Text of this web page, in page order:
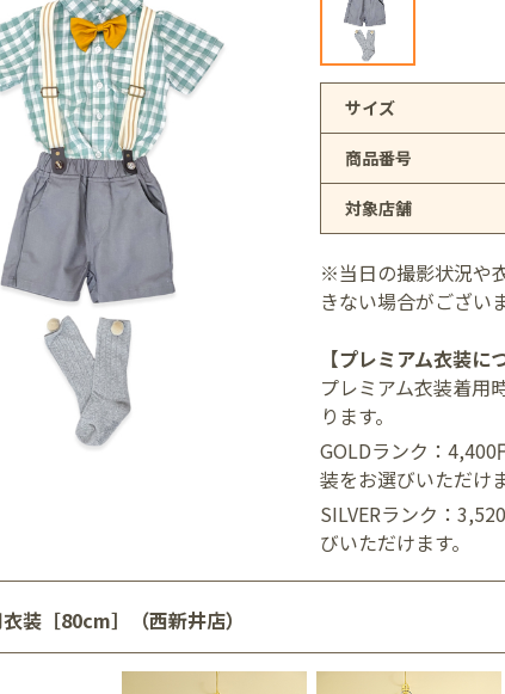
オ上尾店
サイズ
商品番号
対象店舗
※当日の撮影状況や
きない場合がございま
【プレミアム衣装に
プレミアム衣装着用
ります。
GOLDランク：
装をお選びいただけま
SILVERランク：
びいただけます。
装［80cm］（西新井店）